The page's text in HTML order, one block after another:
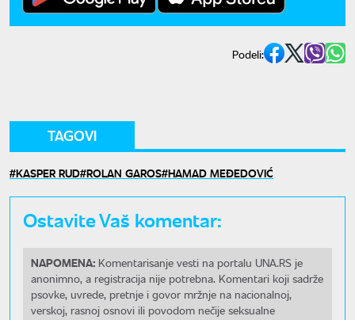
Podeli:
TAGOVI
KASPER RUD ROLAN GAROS HAMAD MEĐEDOVIĆ
Ostavite Vaš komentar:
NAPOMENA: Komentarisanje vesti na portalu UNA.RS je
anonimno, a registracija nije potrebna. Komentari koji sadrže
psovke, uvrede, pretnje i govor mržnje na nacionalnoj,
verskoj, rasnoj osnovi ili povodom nečije seksualne